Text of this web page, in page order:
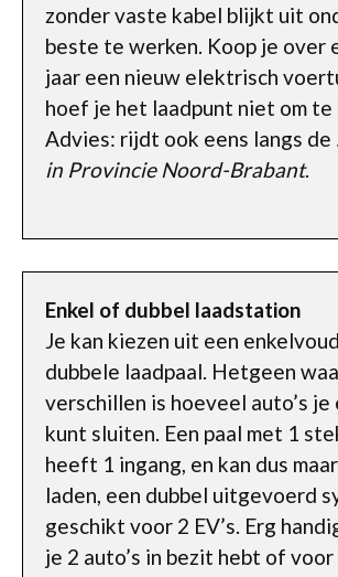
zonder vaste kabel blijkt uit
beste te werken. Koop je over
jaar een nieuw elektrisch
hoef je het laadpunt niet om te
Advies: rijdt ook eens langs de
in Provincie Noord-Brabant.
Enkel of dubbel laadstation
Je kan kiezen uit een
dubbele laadpaal. Hetgeen
verschillen is hoeveel auto’s je
kunt sluiten. Een paal met 1
heeft 1 ingang, en kan dus
laden, een dubbel uitgevoerd
geschikt voor 2 EV’s. Erg
je 2 auto’s in bezit hebt of